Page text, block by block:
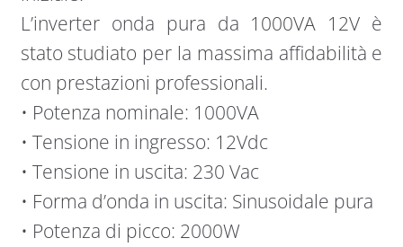
L’inverter onda pura da 1000VA 12V è
stato studiato per la massima affidabilità e
con prestazioni professionali.
• Potenza nominale: 1000VA
• Tensione in ingresso: 12Vdc
• Tensione in uscita: 230 Vac
• Forma d’onda in uscita: Sinusoidale pura
• Potenza di picco: 2000W